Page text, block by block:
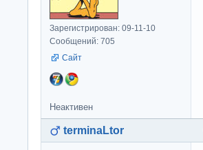
Зарегистрирован: 09-11-10
Сообщений: 705
Сайт
Неактивен
terminaLtor